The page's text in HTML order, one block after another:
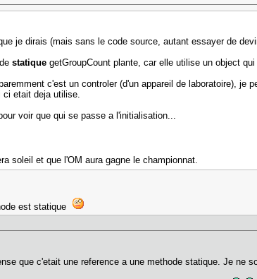
je dirais (mais sans le code source, autant essayer de
statiquegetGroupCount plante, car elle utilise un object
c'est un controler (d'un appareil de laboratoire), je
ci etait deja utilise.
voir que qui se passe a l'initialisation...
soleil et que l'OM aura gagne le championnat.
est statique
que c'etait une reference a une methode statique. Je ne